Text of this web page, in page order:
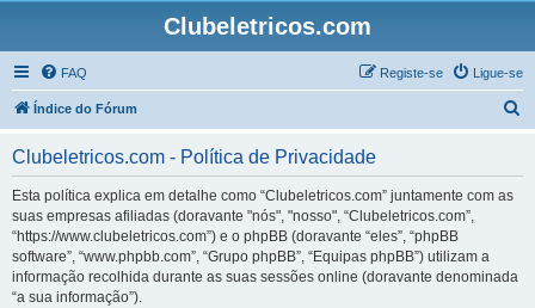
Clubeletricos.com
FAQ Ligue-se
Registe-se
Índice do Fórum
Clubeletricos.com - Política de Privacidade
Esta política explica em detalhe como “Clubeletricos.com” juntamente com as
suas empresas afiliadas (doravante "nós", "nosso", “Clubeletricos.com”,
“https://www.clubeletricos.com”) e o phpBB (doravante “eles”, “phpBB
software”, “www.phpbb.com”, “Grupo phpBB”, “Equipas phpBB”) utilizam a
informação recolhida durante as suas sessões online (doravante denominada
“a sua informação”).